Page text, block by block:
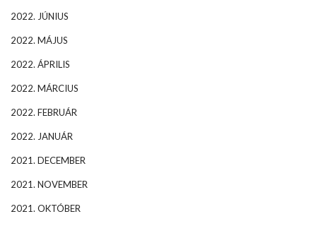
2022. JÚNIUS
2022. MÁJUS
2022. ÁPRILIS
2022. MÁRCIUS
2022. FEBRUÁR
2022. JANUÁR
2021. DECEMBER
2021. NOVEMBER
2021. OKTÓBER